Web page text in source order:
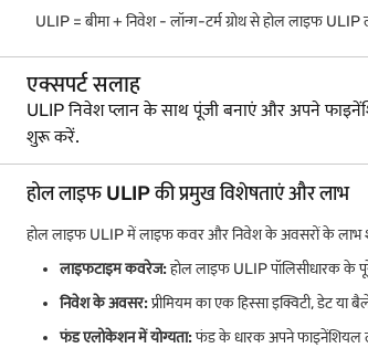
ULIP = बीमा + निवेश - लॉन्ग-टर्म ग्रोथ से होल लाइफ
एक्सपर्ट सलाह
ULIP निवेश प्लान के साथ पूंजी बनाएं और अपने
शुरू करें.
होल लाइफ ULIP की प्रमुख विशेषताएं और लाभ
होल लाइफ ULIP में लाइफ कवर और निवेश के अवसरों के लाभ
लाइफटाइम कवरेज:होल लाइफ ULIP पॉलिसीधारक के
निवेश के अवसर:प्रीमियम का एक हिस्सा इक्विटी, डेट या
फंड एलोकेशन में योग्यता:फंड के धारक अपने फाइनेंशियल